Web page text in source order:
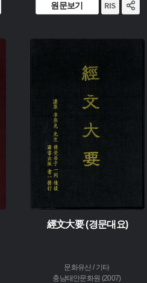
원문보기
발행 :
생산 :
소장 :
經文大要 (경문대요)
문화유산 / 기타
충남태안문화원 (2007)